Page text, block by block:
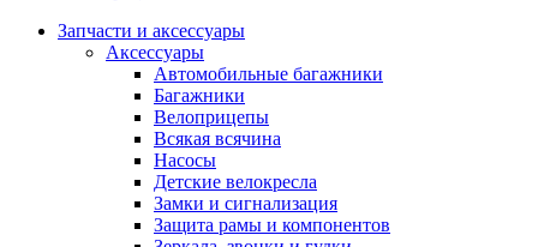
Запчасти и аксессуары
Аксессуары
Автомобильные багажники
Багажники
Велоприцепы
Всякая всячина
Насосы
Детские велокресла
Замки и сигнализация
Защита рамы и компонентов